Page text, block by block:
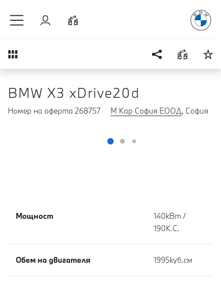
Вход
Преглед
BMW X3 xDrive20d
Номер на оферта 268757 М Кар София ЕООД, София
Мощност
140кВт /
190К.С.
Обем на двигателя 1995куб.cм